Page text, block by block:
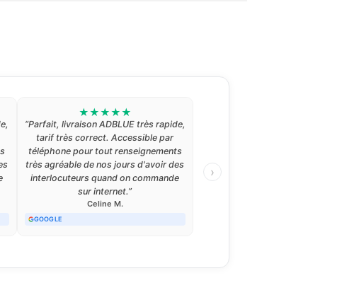
★★★★★
“Entreprise sérieuse, très bon
relationnel, très réactive à toute nos
demandes et un savoir faire de
qualité.Entreprise que je
recommanderais les yeux fermé.Merci
à Bulteau Services ;)”
EDOUARD P.· 25 mai 2026
TRUSTPILOT
›